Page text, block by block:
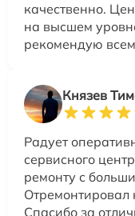
качественно.
на высшем
рекомендую
Князев
Радует
сервисного
ремонту с
Отремонтировал
Спасибо за